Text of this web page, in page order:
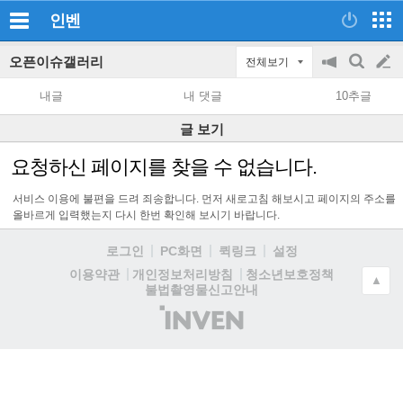
인벤
오픈이슈갤러리 전체보기
공
지
on/off
검
색
글
쓰
기
내글 내 댓글 10추글
글 보기
요청하신 페이지를 찾을 수 없습니다.
서비스 이용에 불편을 드려 죄송합니다. 먼저 새로고침 해보시고 페이지의 주소를
올바르게 입력했는지 다시 한번 확인해 보시기 바랍니다.
로그인 PC화면 퀵링크
설정
이용약관
개인정보처리방침
청소년보호정책
불법촬영물신고안내
(주)
인
▲